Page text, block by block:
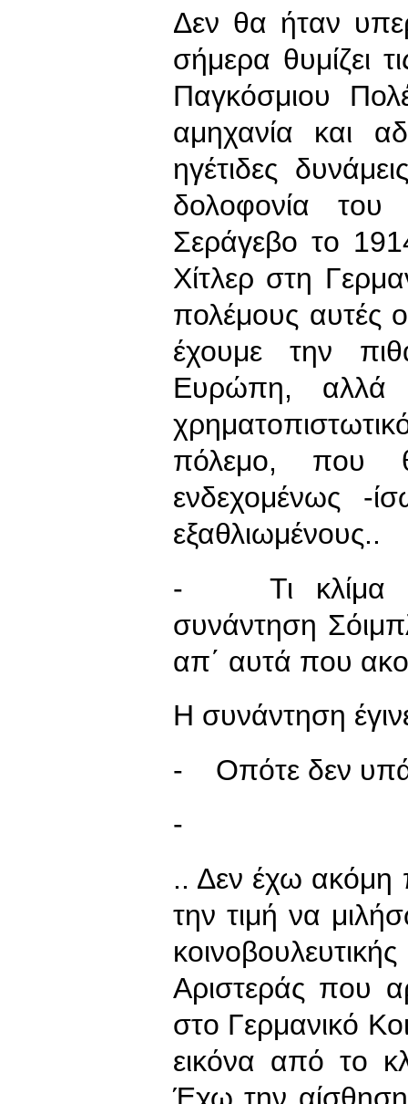
Δεν θα ήταν
σήμερα θυμίζει
Παγκόσμιου
αμηχανία και
ηγέτιδες
δολοφονία του
Σεράγεβο το
Χίτλερ στη
πολέμους αυτές
έχουμε την
Ευρώπη, αλλά
πόλεμο, που
ενδεχομένως -
εξαθλιωμένους..
- Τι κλίμα
συνάντηση
απ΄ αυτά που
Η συνάντηση
- Οπότε δεν
-
.. Δεν έχω ακόμη
την τιμή να
Αριστεράς που
στο Γερμανικό
εικόνα από το
Έχω την